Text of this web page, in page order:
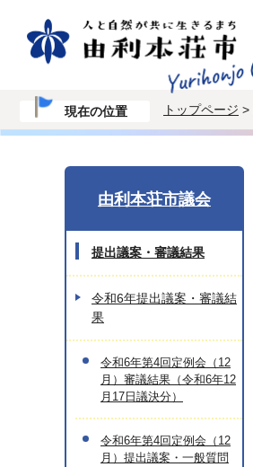
現在の位置 トップページ >
由利本荘市議会
提出議案・審議結果
令和6年提出議案・審議結
果
令和6年第4回定例会（12
月）審議結果（令和6年12
月17日議決分）
令和6年第4回定例会（12
月）提出議案・一般質問